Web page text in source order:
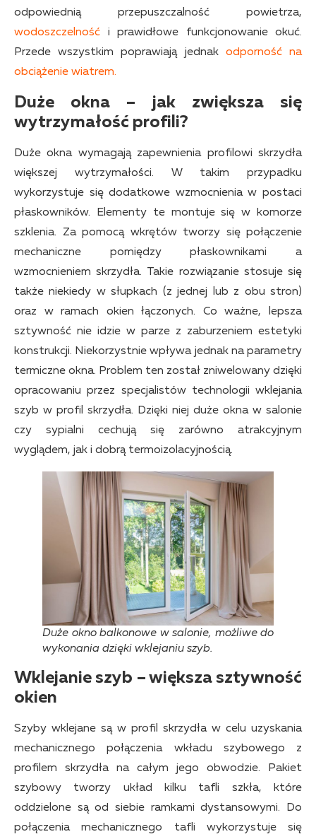
odpowiednią przepuszczalność powietrza,
wodoszczelność i prawidłowe funkcjonowanie okuć.
Przede wszystkim poprawiają jednak odporność na
obciążenie wiatrem.
Duże okna – jak zwiększa się
wytrzymałość profili?
Duże okna wymagają zapewnienia profilowi skrzydła
większej wytrzymałości. W takim przypadku
wykorzystuje się dodatkowe wzmocnienia w postaci
płaskowników. Elementy te montuje się w komorze
szklenia. Za pomocą wkrętów tworzy się połączenie
mechaniczne pomiędzy płaskownikami a
wzmocnieniem skrzydła. Takie rozwiązanie stosuje się
także niekiedy w słupkach (z jednej lub z obu stron)
oraz w ramach okien łączonych. Co ważne, lepsza
sztywność nie idzie w parze z zaburzeniem estetyki
konstrukcji. Niekorzystnie wpływa jednak na parametry
termiczne okna. Problem ten został zniwelowany dzięki
opracowaniu przez specjalistów technologii wklejania
szyb w profil skrzydła. Dzięki niej duże okna w salonie
czy sypialni cechują się zarówno atrakcyjnym
wyglądem, jak i dobrą termoizolacyjnością.
Duże okno balkonowe w salonie, możliwe do
wykonania dzięki wklejaniu szyb.
Wklejanie szyb – większa sztywność
okien
Szyby wklejane są w profil skrzydła w celu uzyskania
mechanicznego połączenia wkładu szybowego z
profilem skrzydła na całym jego obwodzie. Pakiet
szybowy tworzy układ kilku tafli szkła, które
oddzielone są od siebie ramkami dystansowymi. Do
połączenia mechanicznego tafli wykorzystuje się